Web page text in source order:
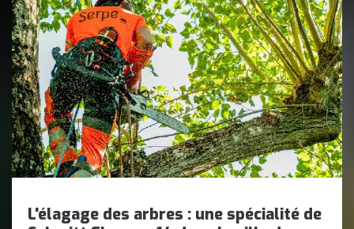
L'élagage des arbres : une spécialité de